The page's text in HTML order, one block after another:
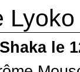
le